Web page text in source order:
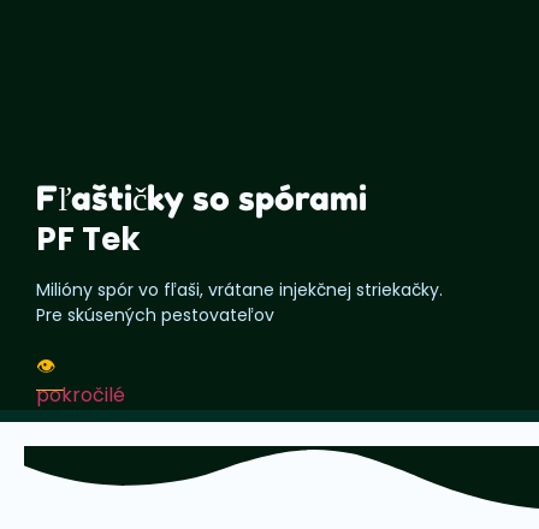
Fľaštičky so spórami
PF Tek
Milióny spór vo fľaši, vrátane injekčnej striekačky.
Pre skúsených pestovateľov
👁️
pokročilé